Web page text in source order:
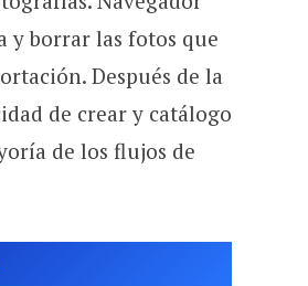
y borrar las fotos que
Después de la
de crear y catálogo
de los flujos de